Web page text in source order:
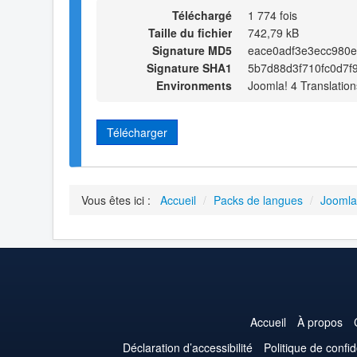
Téléchargé
1 774 fois
Taille du fichier
742,79 kB
Signature MD5
Signature SHA1
Environments
Joomla! 4
Télécharger
Vous êtes ici : Accueil / Packs de langues /
Accueil À propos
Déclaration d’accessibilité
Politique de